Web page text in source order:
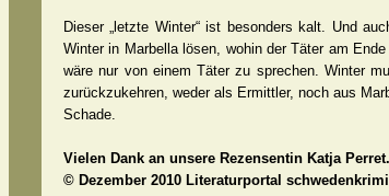
Dieser „letzte Winter“ ist besonders kalt. Und
Winter in Marbella lösen, wohin der Täter am
wäre nur von einem Täter zu sprechen. Winter
zurückzukehren, weder als Ermittler, noch aus
Schade.
Vielen Dank an unsere Rezensentin Katja Perret.
© Dezember 2010 Literaturportal